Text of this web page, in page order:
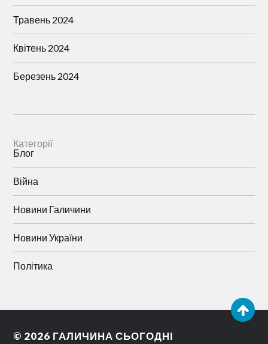
Травень 2024
Квітень 2024
Березень 2024
Категорії
Блог
Війна
Новини Галичини
Новини України
Політика
© 2026 ГАЛИЧИНА СЬОГОДНІ